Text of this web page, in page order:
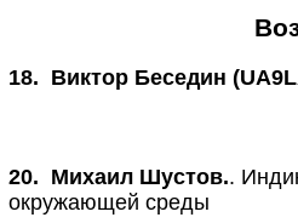
18. Виктор Беседин
20. Михаил Шустов..
окружающей среды